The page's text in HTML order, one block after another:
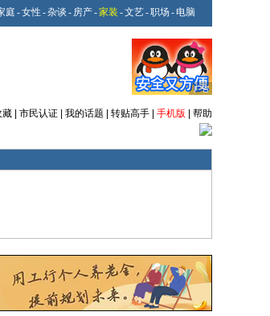
庭 -女性 -杂谈 - 房产-家装 -文艺-职场 - 电脑
藏 市民认证 我的话题 转贴高手 手机版
帮助